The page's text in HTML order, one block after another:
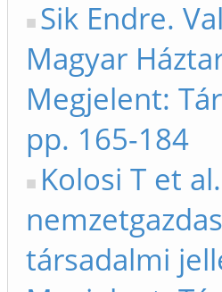
Sik Endre.
Magyar
Megjelent:
pp. 165-184
Kolosi T et
társadalmi